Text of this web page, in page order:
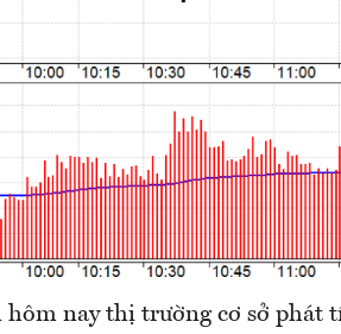
hôm nay thị trường cơ sở phát